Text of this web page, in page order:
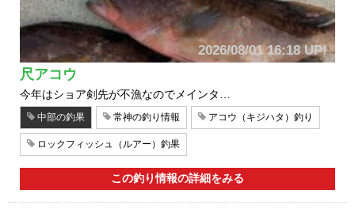
2026/08/01 16:18 UP!
尺アコウ
今年はショア剣先が不漁なのでメインタ…
中部の釣果 常神の釣り情報 アコウ（キジハタ）釣り
ロックフィッシュ（ルアー）釣果
この釣り情報の詳細をみる